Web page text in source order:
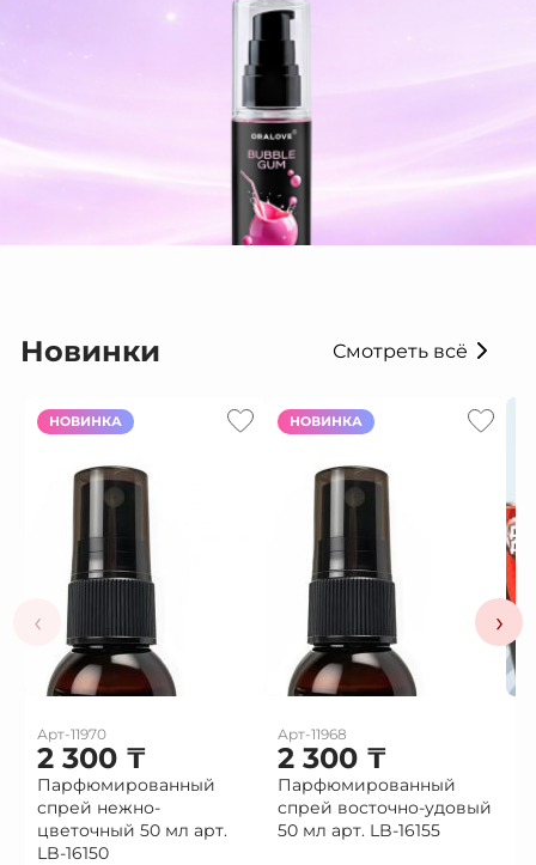
Новинки Смотреть всё
‹
НОВИНКА
Арт-11970
2 300 ₸
Парфюмированный
спрей нежно-
цветочный 50 мл арт.
LB-16150
НОВИНКА
Арт-11968
2 300 ₸
Парфюмированный
спрей восточно-удовый
50 мл арт. LB-16155
›